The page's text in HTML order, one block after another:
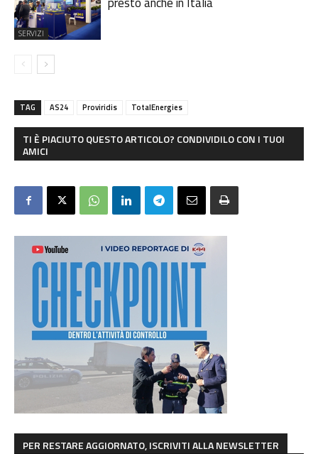
SERVIZI
TAG AS24 Proviridis TotalEnergies
TI È PIACIUTO QUESTO ARTICOLO? CONDIVIDILO CON I TUOI
AMICI
PER RESTARE AGGIORNATO, ISCRIVITI ALLA NEWSLETTER